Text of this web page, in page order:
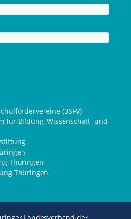
(BSFV)
für Bildung, Wissenschaft und
Thüringen
Thüringen